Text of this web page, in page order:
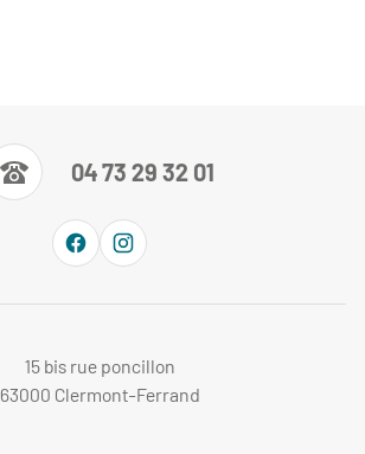
04 73 29 32 01
15 bis rue poncillon
63000 Clermont-Ferrand